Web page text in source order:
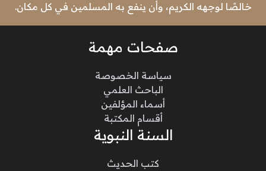
خالصًا لوجهه الكريم، وأن ينفع به المسلمين في كل مكان.
صفحات مهمة
سياسة الخصوصة
الباحث العلمي
أسماء المؤلفين
أقسام المكتبة
السنة النبوية
كتب الحديث